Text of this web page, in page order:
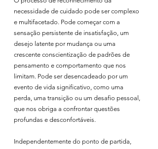
necessidade de cuidado pode ser complexo
e multifacetado. Pode começar com a
sensação persistente de insatisfação, um
desejo latente por mudança ou uma
crescente conscientização de padrões de
pensamento e comportamento que nos
limitam. Pode ser desencadeado por um
evento de vida significativo, como uma
perda, uma transição ou um desafio pessoal,
que nos obriga a confrontar questões
profundas e desconfortáveis.
Independentemente do ponto de partida,